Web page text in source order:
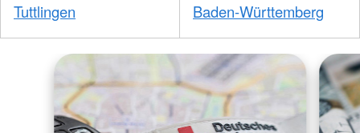
Tuttlingen Baden-Württemberg